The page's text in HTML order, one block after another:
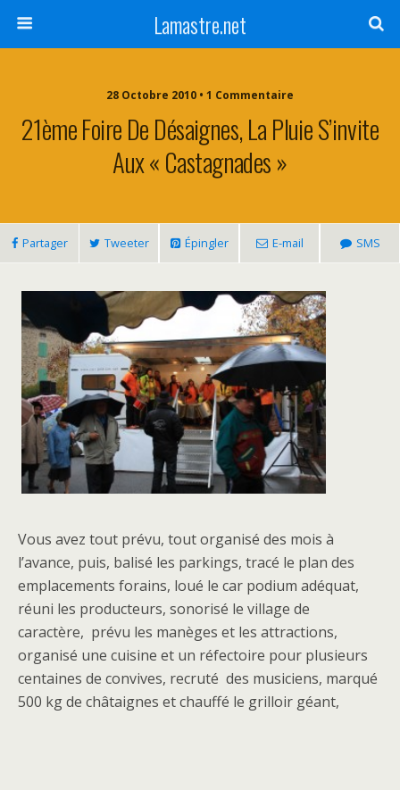
Lamastre.net
28 Octobre 2010 • 1 Commentaire
21ème Foire De Désaignes, La Pluie S’invite
Aux « Castagnades »
Partager Tweeter Épingler E-mail SMS
Vous avez tout prévu, tout organisé des mois à
l’avance, puis, balisé les parkings, tracé le plan des
emplacements forains, loué le car podium adéquat,
réuni les producteurs, sonorisé le village de
caractère, prévu les manèges et les attractions,
organisé une cuisine et un réfectoire pour plusieurs
centaines de convives, recruté des musiciens, marqué
500 kg de châtaignes et chauffé le grilloir géant,